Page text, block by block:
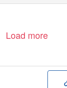
Load more